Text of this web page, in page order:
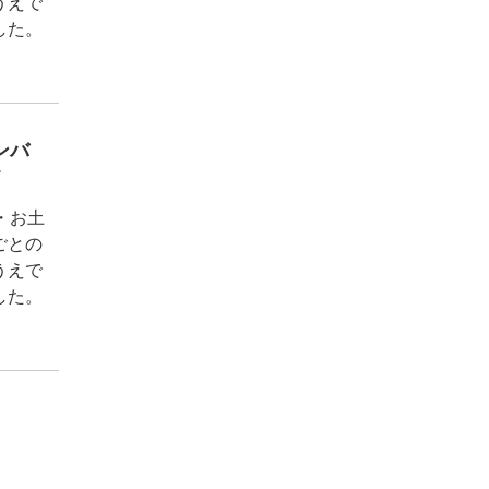
。
バ
お土
との
えで
。